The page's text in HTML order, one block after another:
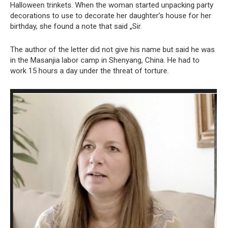
Halloween trinkets. When the woman started unpacking party
decorations to use to decorate her daughter’s house for her
birthday, she found a note that said „Sir.
The author of the letter did not give his name but said he was
in the Masanjia labor camp in Shenyang, China. He had to
work 15 hours a day under the threat of torture.